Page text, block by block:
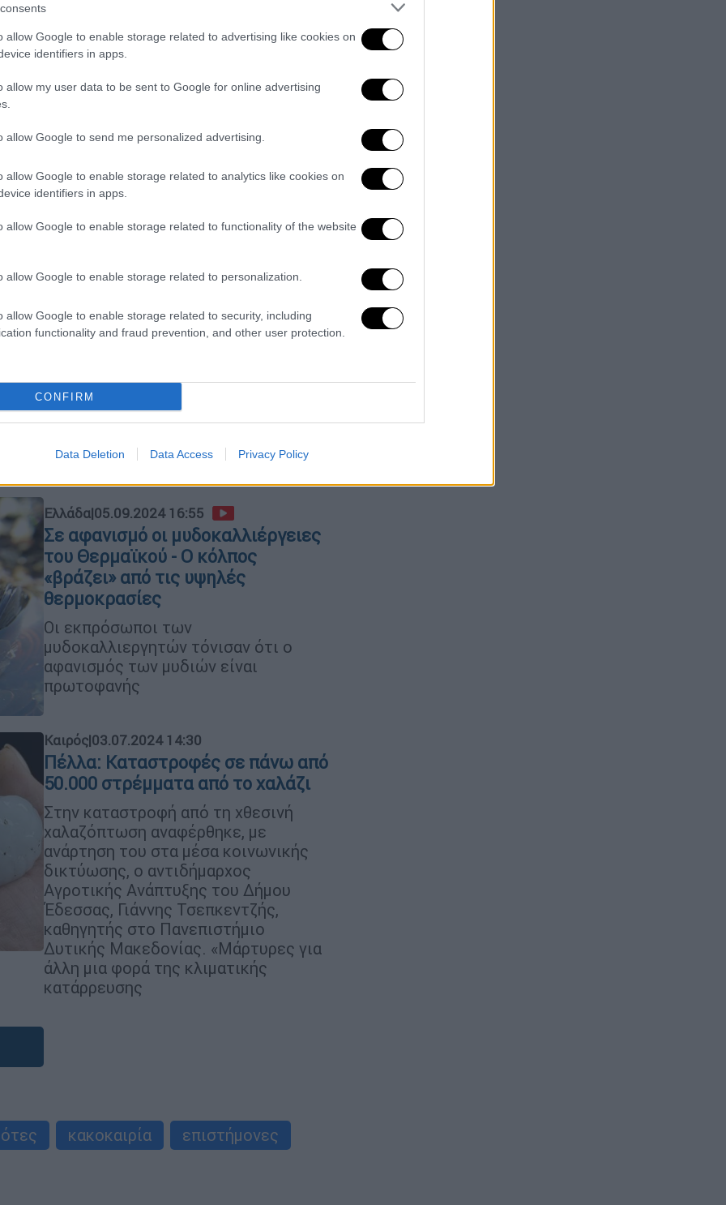
allow Google to enable storage related to advertising like cookies on
identifiers in apps.
allow my user data to be sent to Google for online advertising
allow Google to send me personalized advertising.
allow Google to enable storage related to analytics like cookies on
identifiers in apps.
allow Google to enable storage related to functionality of the website
allow Google to enable storage related to personalization.
allow Google to enable storage related to security, including
functionality and fraud prevention, and other user protection.
CONFIRM
Data Deletion Data Access Privacy Policy
Food & Drink 22.12.2024 17:53
Επαναστατική ανακάλυψη: Η νέα
ποικιλία πατάτας που επιδεικνύει
θερμοκρασίες
σημαντικό βήμα για τη διατροφική
ασφάλεια σε μια εποχή κλιματικής
Προβλήματα από την κακοκαιρία
στην Ηλεία: Πλημμύρισαν δρόμοι
Μερικές ώρες
έντονης βροχόπτωσης το βράδυ της
Τρίτης ήταν αρκετές
Ελλάδα|05.09.2024 16:55
Σε αφανισμό οι μυδοκαλλιέργειες
του Θερμαϊκού - Ο κόλπος
«βράζει» από τις υψηλές
θερμοκρασίες
Οι εκπρόσωποι των
μυδοκαλλιεργητών τόνισαν ότι ο
αφανισμός των μυδιών είναι
πρωτοφανής
Καιρός|03.07.2024 14:30
Πέλλα: Καταστροφές σε πάνω από
50.000 στρέμματα από το χαλάζι
Στην καταστροφή από τη χθεσινή
χαλαζόπτωση αναφέρθηκε, με
ανάρτηση του στα μέσα κοινωνικής
δικτύωσης, ο αντιδήμαρχος
Αγροτικής Ανάπτυξης του Δήμου
Έδεσσας, Γιάννης Τσεπκεντζής,
καθηγητής στο Πανεπιστήμιο
Δυτικής Μακεδονίας. «Μάρτυρες για
άλλη μια φορά της κλιματικής
κατάρρευσης
κακοκαιρία
επιστήμονες